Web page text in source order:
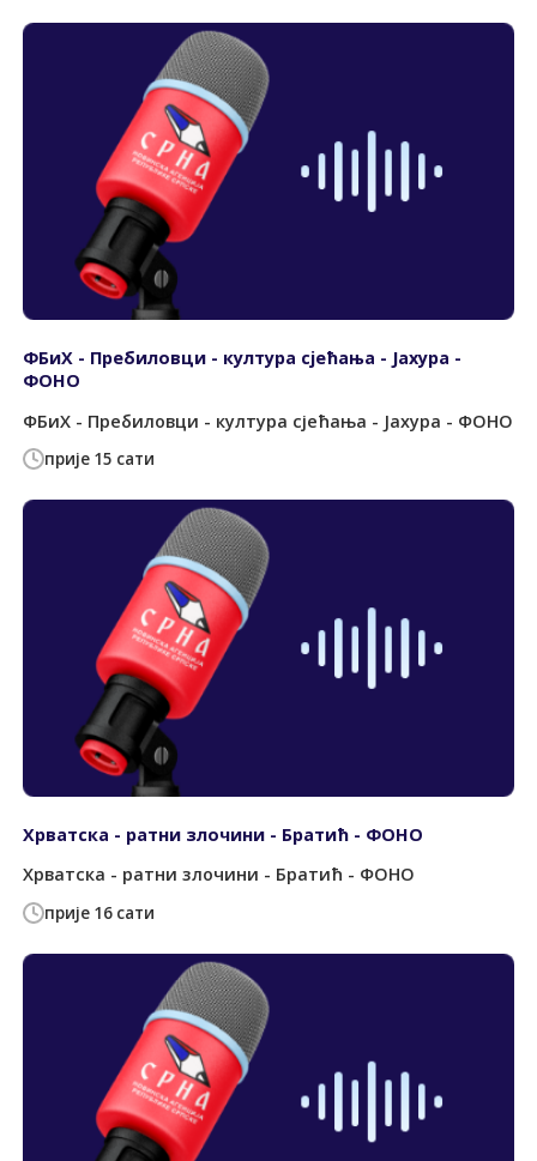
прије 15 сати
ФБиХ - Пребиловци - култура сјећања - Јахура -
ФОНО
ФБиХ - Пребиловци - култура сјећања - Јахура - ФОНО
прије 16 сати
Хрватска - ратни злочини - Братић - ФОНО
Хрватска - ратни злочини - Братић - ФОНО